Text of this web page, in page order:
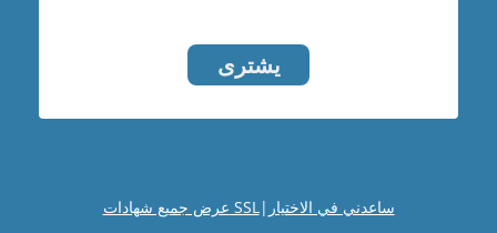
يشترى
عرض جميع شهادات SSL| ساعدني في الاختيار